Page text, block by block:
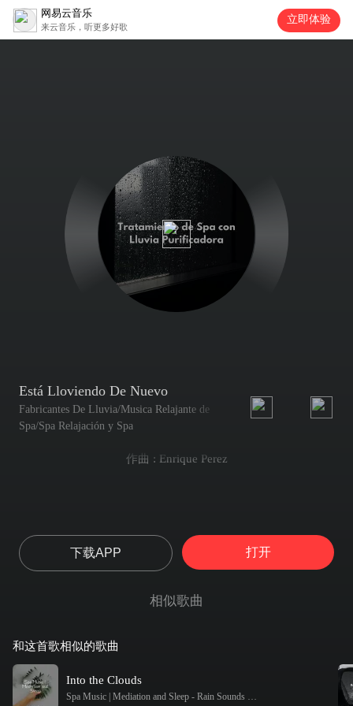
网易云音乐
来云音乐，听更多好歌
立即体验
Está Lloviendo De Nuevo
Fabricantes De Lluvia/Musica Relajante de
Spa/Spa Relajación y Spa
作曲 : Enrique Perez
下载APP 打开
相似歌曲
和这首歌相似的歌曲
Into the Clouds
Spa Music | Mediation and Sleep - Rain Sounds & Nature Sounds / Fabricantes De Lluvia / Rainforest Sounds